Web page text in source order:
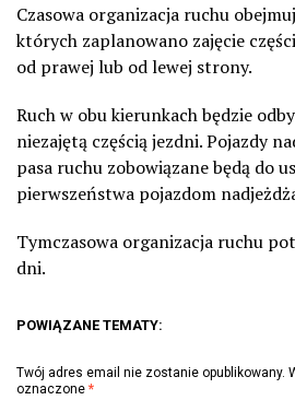
Czasowa organizacja ruchu
których zaplanowano zajęcie
od prawej lub od lewej strony.
Ruch w obu kierunkach będzie
niezajętą częścią jezdni. Pojazdy
pasa ruchu zobowiązane będą do
pierwszeństwa pojazdom
Tymczasowa organizacja ruchu
dni.
POWIĄZANE TEMATY:
Twój adres email nie zostanie opublikowany.
oznaczone *